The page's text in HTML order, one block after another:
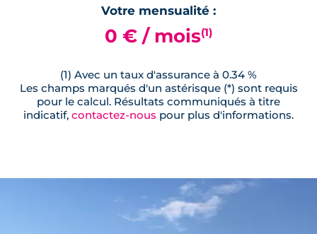
Votre mensualité :
0 € / mois(1)
(1) Avec un taux d'assurance à 0.34 %
Les champs marqués d'un astérisque (*) sont requis
pour le calcul. Résultats communiqués à titre
indicatif, contactez-nous pour plus d'informations.